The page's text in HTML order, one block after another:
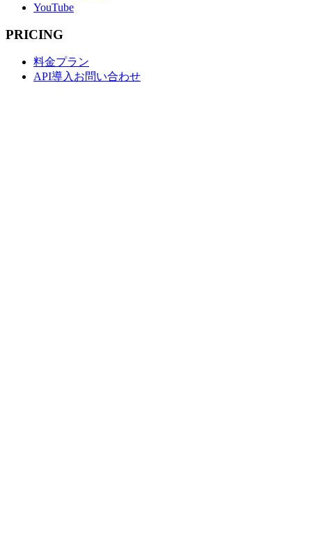
YouTube
PRICING
料金プラン
API導入お問い合わせ